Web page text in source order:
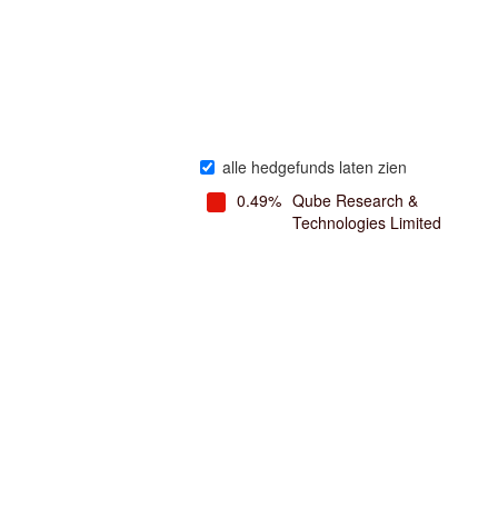
alle hedgefunds laten zien
0.49% Qube Research &
Technologies Limited